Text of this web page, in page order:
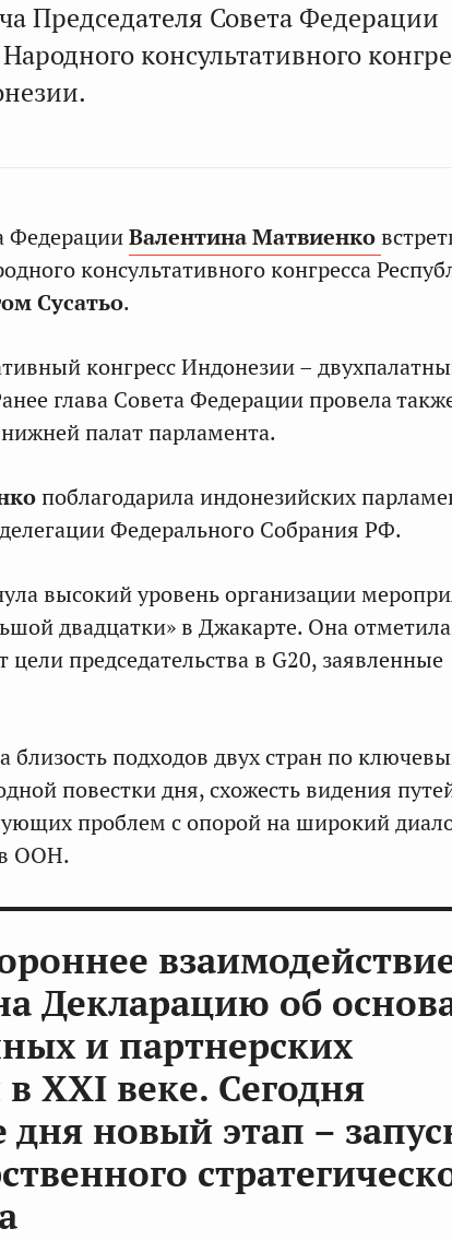
Председателя Совета Федерации
консультативного
ФедерацииВалентина Матвиенко
консультативного конгресса
Сусатьо.
конгресс Индонезии –
глава Совета Федерации провела
палат парламента.
поблагодарила индонезийских
Федерального Собрания РФ.
высокий уровень организации
двадцатки» в Джакарте. Она
цели председательства в G20, заявленные
близость подходов двух стран по
повестки дня, схожесть видения
проблем с опорой на широкий
ООН.
Декларацию об
и партнерских
XXI веке. Сегодня
дня новый этап –